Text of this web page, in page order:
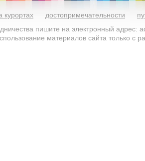
курортах достопримечательности
пишите на электронный адрес:
материалов сайта только с